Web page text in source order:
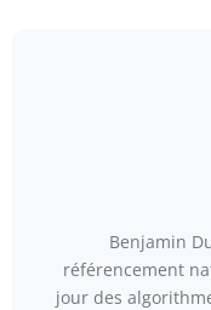
Benjamin
référencement
jour des